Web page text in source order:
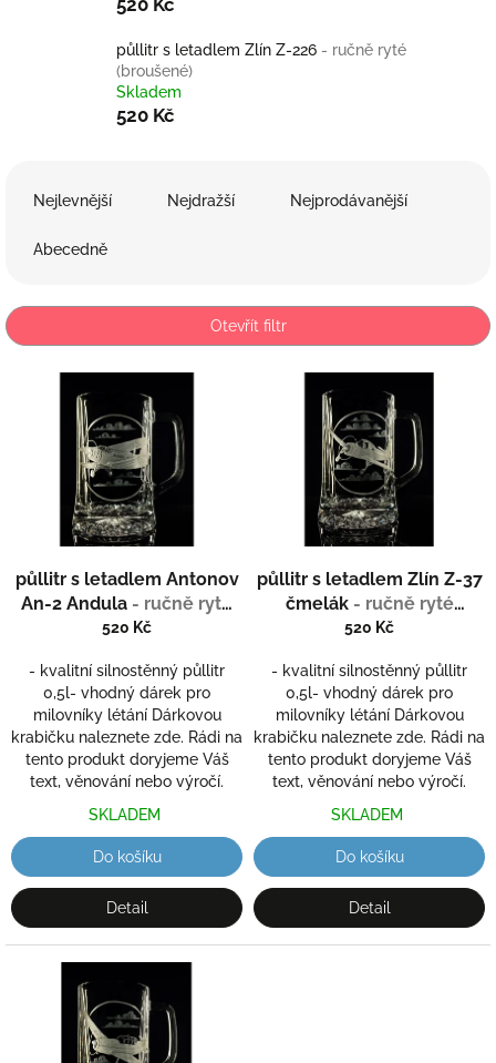
520 Kč
půllitr s letadlem Zlín Z-226 - ručně ryté
(broušené)
Skladem
520 Kč
p
r
Nejlevnější Nejdražší Nejprodávanější
Abecedně
Otevřít filtr
půllitr s letadlem Antonov
An-2 Andula - ručně ryté
(broušené)
520 Kč
- kvalitní silnostěnný půllitr
0,5l- vhodný dárek pro
milovníky létání Dárkovou
krabičku naleznete zde. Rádi na
tento produkt doryjeme Váš
text, věnování nebo výročí.
SKLADEM
Do košíku
Detail
půllitr s letadlem Zlín Z-37
čmelák - ručně ryté
(broušené)
520 Kč
- kvalitní silnostěnný půllitr
0,5l- vhodný dárek pro
milovníky létání Dárkovou
krabičku naleznete zde. Rádi na
tento produkt doryjeme Váš
text, věnování nebo výročí.
SKLADEM
Do košíku
Detail